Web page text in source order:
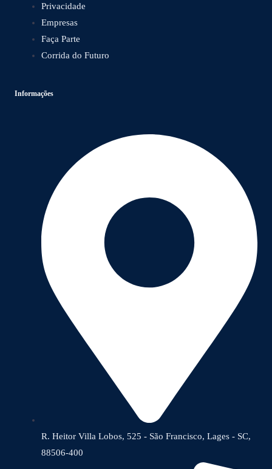
Privacidade
Empresas
Faça Parte
Corrida do Futuro
Informações
R. Heitor Villa Lobos, 525 - São Francisco, Lages - SC,
88506-400